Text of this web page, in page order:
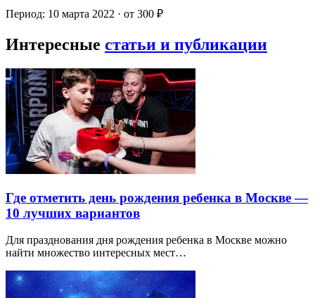
Период: 10 марта 2022 · от 300 ₽
Интересные статьи и публикации
Где отметить день рождения ребенка в Москве —
10 лучших вариантов
Для празднования дня рождения ребенка в Москве можно
найти множество интересных мест…